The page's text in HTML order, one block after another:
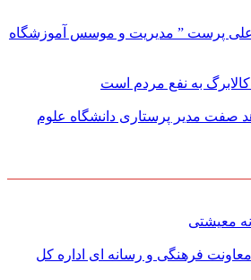
علی پرست ” مدیریت و موسس آموزشگاه
کالابرگ به نفع مردم است
صفت مدیر پرستاری دانشگاه علوم
معیشتی
فرهنگی و رسانه ای اداره کل